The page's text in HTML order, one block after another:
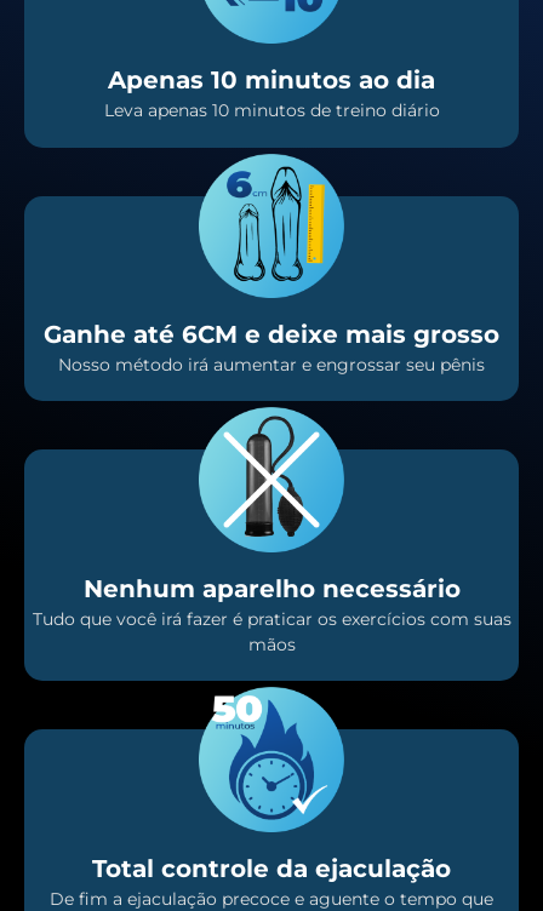
Apenas 10 minutos ao dia
Leva apenas 10 minutos de treino diário
Ganhe até 6CM e deixe mais grosso
Nosso método irá aumentar e engrossar seu pênis
Nenhum aparelho necessário
Tudo que você irá fazer é praticar os exercícios com suas
mãos
Total controle da ejaculação
De fim a ejaculação precoce e aguente o tempo que